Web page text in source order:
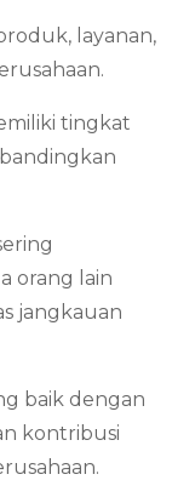
layanan,
tingkat
orang lain
jangkauan
baik dengan
kontribusi